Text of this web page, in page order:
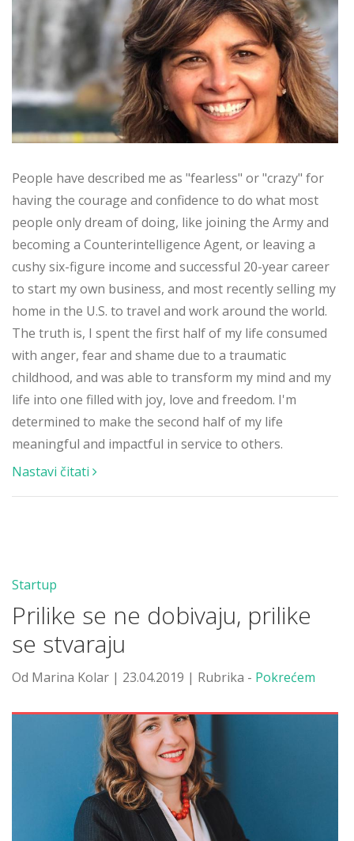
People have described me as "fearless" or "crazy" for
having the courage and confidence to do what most
people only dream of doing, like joining the Army and
becoming a Counterintelligence Agent, or leaving a
cushy six-figure income and successful 20-year career
to start my own business, and most recently selling my
home in the U.S. to travel and work around the world.
The truth is, I spent the first half of my life consumed
with anger, fear and shame due to a traumatic
childhood, and was able to transform my mind and my
life into one filled with joy, love and freedom. I'm
determined to make the second half of my life
meaningful and impactful in service to others.
Nastavi čitati
Startup
Prilike se ne dobivaju, prilike
se stvaraju
Od Marina Kolar | 23.04.2019 | Rubrika - Pokrećem